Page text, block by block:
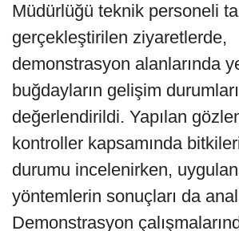
Müdürlüğü teknik personeli
gerçekleştirilen ziyaretlerde,
demonstrasyon alanlarında
buğdayların gelişim
değerlendirildi. Yapılan
kontroller kapsamında
durumu incelenirken,
yöntemlerin sonuçları da
Demonstrasyon